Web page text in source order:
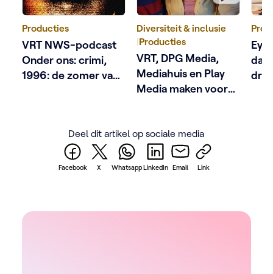
Producties
VRT NWS-podcast
Onder ons: crimi,
1996: de zomer van
Diversiteit & inclusie
|Producties
VRT, DPG Media,
Mediahuis en Play
Media maken voor
aanleiding van
Antwerp Pride
Deel dit artikel op sociale media
Facebook X WhatsappLinkedIn Email Link